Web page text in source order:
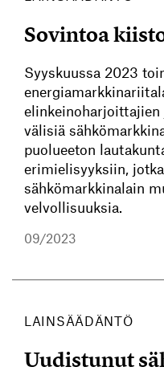
Sovintoa
Syyskuussa 2023
elinkeinoharjoittajien
välisiä
puolueeton
erimielisyyksiin,
sähkömarkkinalain
velvollisuuksia.
09/2023
LAINSÄÄDÄNTÖ
Uudistunut